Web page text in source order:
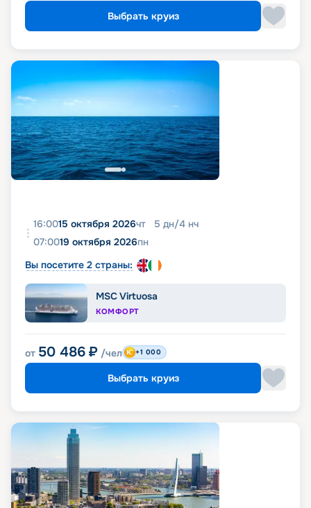
Выбрать круиз
16:0015 октября 2026чт 5 дн/4 нч
07:0019 октября 2026пн
Вы посетите 2 страны:
MSC Virtuosa
КОМФОРТ
от 50 486 ₽ /чел +1 000
Выбрать круиз